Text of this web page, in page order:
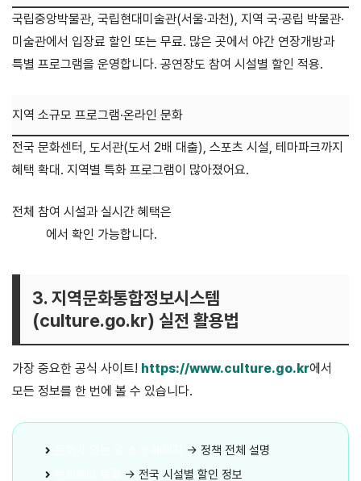
국립중앙박물관, 국립현대미술관(서울·과천), 지역 국·공립 박물관·
미술관에서 입장료 할인 또는 무료. 많은 곳에서 야간 연장개방과
특별 프로그램을 운영합니다. 공연장도 참여 시설별 할인 적용.
지역 소규모 프로그램·온라인 문화
전국 문화센터, 도서관(도서 2배 대출), 스포츠 시설, 테마파크까지
혜택 확대. 지역별 특화 프로그램이 많아졌어요.
전체 참여 시설과 실시간 혜택은
에서 확인 가능합니다.
3. 지역문화통합정보시스템
(culture.go.kr) 실전 활용법
가장 중요한 공식 사이트! https://www.culture.go.kr에서
모든 정보를 한 번에 볼 수 있습니다.
→ 정책 전체 설명
→ 전국 시설별 할인 정보